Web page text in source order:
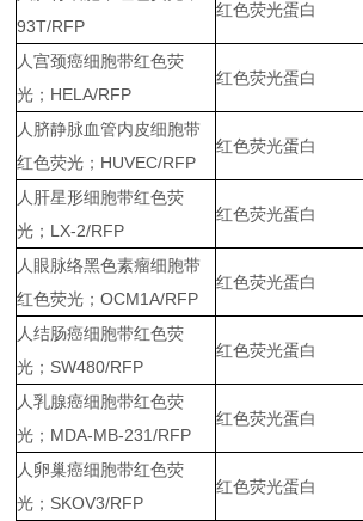
93T/RFP
红色荧光蛋白
人宫颈癌细胞带红色荧
光；HELA/RFP
红色荧光蛋白
人脐静脉血管内皮细胞带
红色荧光；HUVEC/RFP
红色荧光蛋白
人肝星形细胞带红色荧
光；LX-2/RFP
红色荧光蛋白
人眼脉络黑色素瘤细胞带
红色荧光；OCM1A/RFP
红色荧光蛋白
人结肠癌细胞带红色荧
光；SW480/RFP
红色荧光蛋白
人乳腺癌细胞带红色荧
光；MDA-MB-231/RFP
红色荧光蛋白
人卵巢癌细胞带红色荧
光；SKOV3/RFP
红色荧光蛋白